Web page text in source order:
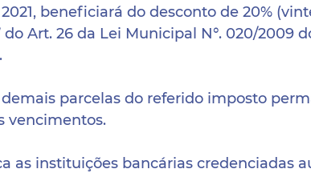
beneficiará do desconto de 20%
do Art. 26 da Lei Municipal N°. 020/2009
demais parcelas do referido imposto
vencimentos.
as instituições bancárias credenciadas